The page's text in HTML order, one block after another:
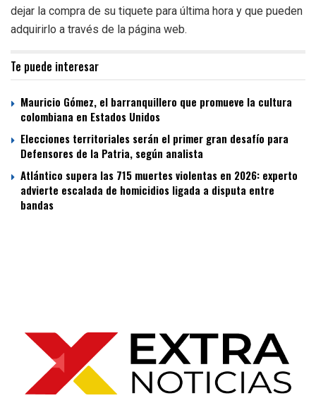
dejar la compra de su tiquete para última hora y que pueden
adquirirlo a través de la página web.
Te puede interesar
Mauricio Gómez, el barranquillero que promueve la cultura
colombiana en Estados Unidos
Elecciones territoriales serán el primer gran desafío para
Defensores de la Patria, según analista
Atlántico supera las 715 muertes violentas en 2026: experto
advierte escalada de homicidios ligada a disputa entre
bandas